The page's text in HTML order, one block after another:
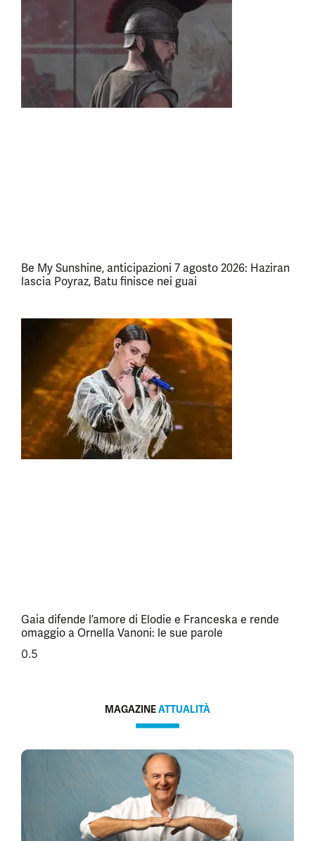
Be My Sunshine, anticipazioni 7 agosto 2026: Haziran
lascia Poyraz, Batu finisce nei guai
Gaia difende l’amore di Elodie e Franceska e rende
omaggio a Ornella Vanoni: le sue parole
MAGAZINEATTUALITÀ